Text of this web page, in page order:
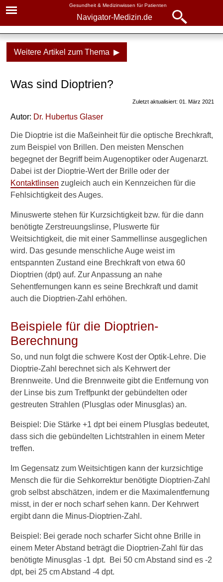
Gesundheit & Medizinwissen für Patienten
Navigator-Medizin.de
Weitere Artikel zum Thema ▶
Was sind Dioptrien?
Zuletzt aktualisiert: 01. März 2021
Autor: Dr. Hubertus Glaser
Die Dioptrie ist die Maßeinheit für die optische Brechkraft,
zum Beispiel von Brillen. Den meisten Menschen
begegnet der Begriff beim Augenoptiker oder Augenarzt.
Dabei ist der Dioptrie-Wert der Brille oder der
Kontaktlinsen zugleich auch ein Kennzeichen für die
Fehlsichtigkeit des Auges.
Minuswerte stehen für Kurzsichtigkeit bzw. für die dann
benötigte Zerstreuungslinse, Pluswerte für
Weitsichtigkeit, die mit einer Sammellinse ausgeglichen
wird. Das gesunde menschliche Auge weist im
entspannten Zustand eine Brechkraft von etwa 60
Dioptrien (dpt) auf. Zur Anpassung an nahe
Sehentfernungen kann es seine Brechkraft und damit
auch die Dioptrien-Zahl erhöhen.
Beispiele für die Dioptrien-
Berechnung
So, und nun folgt die schwere Kost der Optik-Lehre. Die
Dioptrie-Zahl berechnet sich als Kehrwert der
Brennweite. Und die Brennweite gibt die Entfernung von
der Linse bis zum Treffpunkt der gebündelten oder
gestreuten Strahlen (Plusglas oder Minusglas) an.
Beispiel: Die Stärke +1 dpt bei einem Plusglas bedeutet,
dass sich die gebündelten Lichtstrahlen in einem Meter
treffen.
Im Gegensatz zum Weitsichtigen kann der kurzsichtige
Mensch die für die Sehkorrektur benötigte Dioptrien-Zahl
grob selbst abschätzen, indem er die Maximalentfernung
misst, in der er noch scharf sehen kann. Der Kehrwert
ergibt dann die Minus-Dioptrien-Zahl.
Beispiel: Bei gerade noch scharfer Sicht ohne Brille in
einem Meter Abstand beträgt die Dioptrien-Zahl für das
benötigte Minusglas -1 dpt. Bei 50 cm Abstand sind es -2
dpt, bei 25 cm Abstand -4 dpt.
Navigator-Medizin.de
► Krankheiten
► Therapieverfahren
► Medikamente
► Gesundheitsthemen
Navigator-
Medizin.de
▾
Augen & Sehen
Fleck
Sehtest und Sehstärke
Sehschärfe über 100%
Dioptrien
Gesichtsfeld selbst testen
Kontaktlinsen
Regulierung
Augeninnendruck
Augenlid
Verwandte Beiträge
F
e
l
s
c
h
g
k
e
i
t
:
i
e
l
ä
u